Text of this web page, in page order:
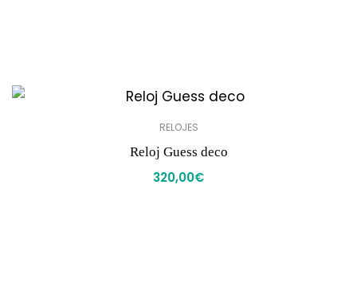
RELOJES
Reloj Guess deco
320,00€